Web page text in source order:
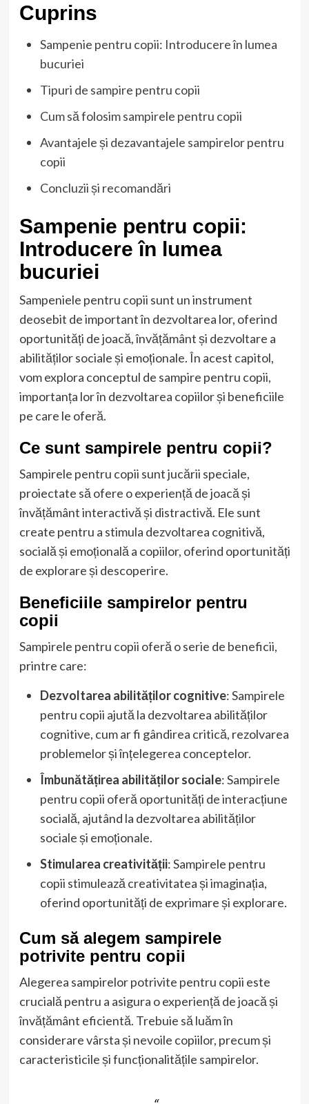
Cuprins
Sampenie pentru copii: Introducere în lumea
bucuriei
Tipuri de sampire pentru copii
Cum să folosim sampirele pentru copii
Avantajele și dezavantajele sampirelor pentru
copii
Concluzii și recomandări
Sampenie pentru copii:
Introducere în lumea
bucuriei
Sampeniele pentru copii sunt un instrument
deosebit de important în dezvoltarea lor, oferind
oportunități de joacă, învățământ și dezvoltare a
abilităților sociale și emoționale. În acest capitol,
vom explora conceptul de sampire pentru copii,
importanța lor în dezvoltarea copiilor și beneficiile
pe care le oferă.
Ce sunt sampirele pentru copii?
Sampirele pentru copii sunt jucării speciale,
proiectate să ofere o experiență de joacă și
învățământ interactivă și distractivă. Ele sunt
create pentru a stimula dezvoltarea cognitivă,
socială și emoțională a copiilor, oferind oportunități
de explorare și descoperire.
Beneficiile sampirelor pentru
copii
Sampirele pentru copii oferă o serie de beneficii,
printre care:
Dezvoltarea abilităților cognitive: Sampirele
pentru copii ajută la dezvoltarea abilităților
cognitive, cum ar fi gândirea critică, rezolvarea
problemelor și înțelegerea conceptelor.
Îmbunătățirea abilităților sociale: Sampirele
pentru copii oferă oportunități de interacțiune
socială, ajutând la dezvoltarea abilităților
sociale și emoționale.
Stimularea creativității: Sampirele pentru
copii stimulează creativitatea și imaginația,
oferind oportunități de exprimare și explorare.
Cum să alegem sampirele
potrivite pentru copii
Alegerea sampirelor potrivite pentru copii este
crucială pentru a asigura o experiență de joacă și
învățământ eficientă. Trebuie să luăm în
considerare vârsta și nevoile copiilor, precum și
caracteristicile și funcționalitățile sampirelor.